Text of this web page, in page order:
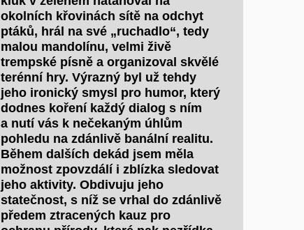
okolních křovinách sítě na odchyt
ptáků, hrál na své „ruchadlo“, tedy
malou mandolínu, velmi živě
trempské písně a organizoval skvělé
terénní hry. Výrazný byl už tehdy
jeho ironický smysl pro humor, který
dodnes koření každý dialog s ním
a nutí vás k nečekaným úhlům
pohledu na zdánlivě banální realitu.
Během dalších dekád jsem měla
možnost zpovzdálí i zblízka sledovat
jeho aktivity. Obdivuju jeho
statečnost, s níž se vrhal do zdánlivě
předem ztracených kauz pro